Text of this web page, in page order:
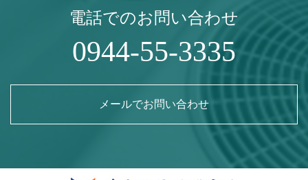
電話でのお問い合わせ
0944-55-3335
メールでお問い合わせ